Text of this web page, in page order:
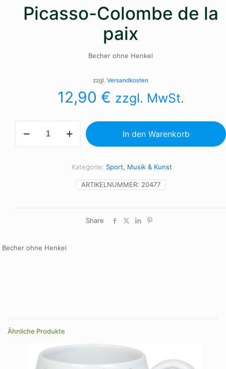
Picasso-Colombe de la
paix
Becher ohne Henkel
zzgl. Versandkosten
12,90 € zzgl. MwSt.
Colombe
In den Warenkorb
ARTIKELNUMMER: 20477
Kategorie: Sport, Musik & Kunst
Share
Becher ohne Henkel
Ähnliche Produkte